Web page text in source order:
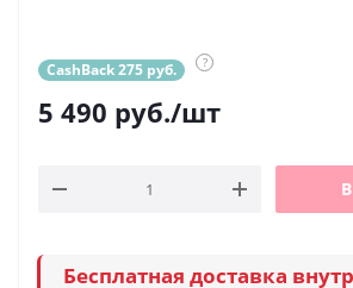
CashBack 275 руб. ?
5 490 руб./шт
Бесплатная доставка